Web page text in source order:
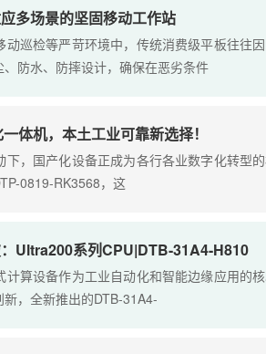
多场景的坚固移动工作站
巡检等严苛环境中，传统消费级平板往往
防水、防摔设计，确保在恶劣条件
体机，本土工业可靠新选择！
，国产化设备正成为各行各业数字化转型
0819-RK3568，这
Ultra200系列CPU|DTB-31A4-H810
算设备作为工业自动化和智能边缘应用的
，全新推出的DTB-31A4-